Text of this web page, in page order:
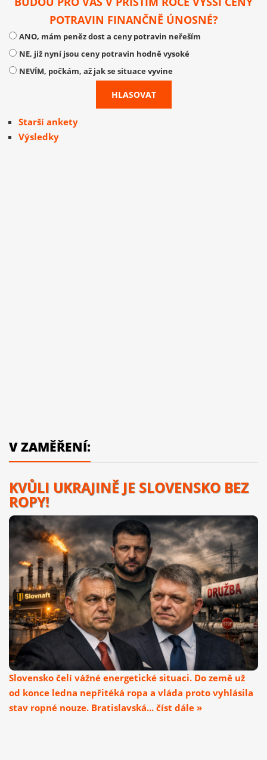
POTRAVIN FINANČNĚ ÚNOSNÉ?
ANO, mám peněz dost a ceny potravin neřeším
NE, již nyní jsou ceny potravin hodně vysoké
NEVÍM, počkám, až jak se situace vyvine
Starší ankety
Výsledky
V ZAMĚŘENÍ:
KVŮLI UKRAJINĚ JE SLOVENSKO BEZ
ROPY!
Slovensko čelí vážné energetické situaci. Do země už
od konce ledna nepřitéká ropa a vláda proto vyhlásila
stav ropné nouze. Bratislavská... číst dále »